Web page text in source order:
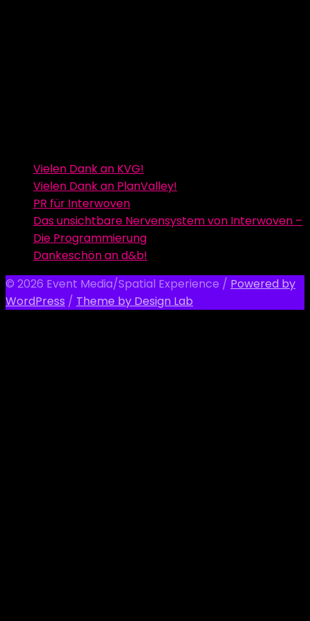
Vielen Dank an KVG!
Vielen Dank an PlanValley!
PR für Interwoven
Das unsichtbare Nervensystem von Interwoven –
Die Programmierung
Dankeschön an d&b!
© 2026 Event Media/Spatial Experience / Powered by
WordPress / Theme by Design Lab